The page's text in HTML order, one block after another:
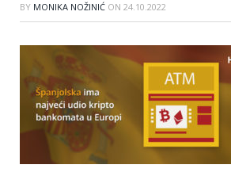
BY MONIKA NOŽINIĆ ON 24.10.2022